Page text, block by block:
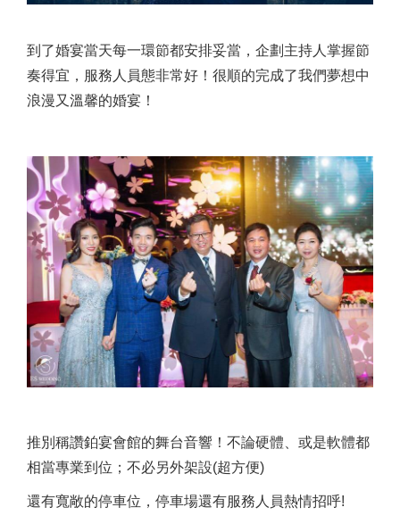
到了婚宴當天每一環節都安排妥當，企劃主持人掌握節
奏得宜，服務人員態非常好！很順的完成了我們夢想中
浪漫又溫馨的婚宴！
推別稱讚鉑宴會館的舞台音響！不論硬體、或是軟體都
相當專業到位；不必另外架設(超方便)
還有寬敞的停車位，停車場還有服務人員熱情招呼!